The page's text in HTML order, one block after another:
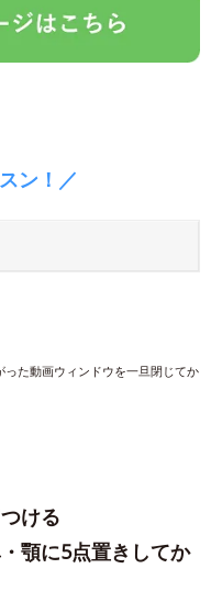
ン！／
た動画ウィンドウを一旦閉じてか
ける
顎に5点置きしてか